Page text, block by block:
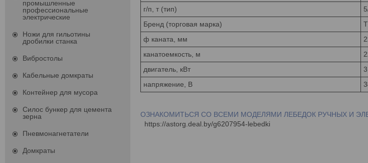
г/п, т (тип)
Бренд (торговая марка)
ф каната, мм
канатоемкость, м
двигатель, кВт
напряжение, В
ОЗНАКОМИТЬСЯ СО ВСЕМИ МОДЕЛЯМИ ЛЕБЕДОК РУЧНЫХ И
https://astorg.deal.by/g6207954-lebedki
промышленные
профессиональные
электрические
Ножи для гильотины
дробилки станка
Вибростолы
Кабельные домкраты
Контейнер для мусора
Силос бункер для цемента
зерна
Пневмонагнетатели
Домкраты